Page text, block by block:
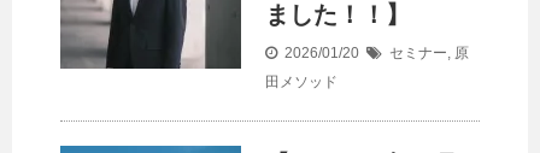
ました！！】
2026/01/20 セミナー, 原
田メソッド